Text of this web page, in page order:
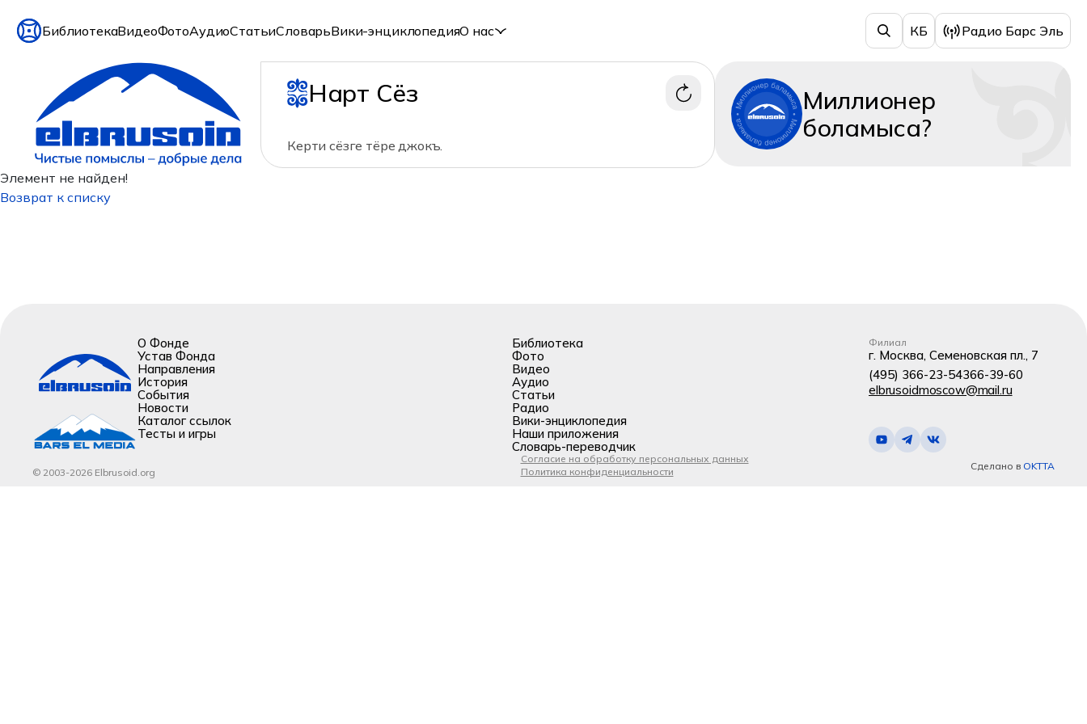
БиблиотекаВидеоФотоАудиоСтатьиСловарьВики-энциклопедияО нас КБ Радио Барс Эль
Нарт Сёз
Керти сёзге тёре джокъ.
Миллионер
боламыса?
Элемент не найден!
Возврат к списку
О Фонде
Устав Фонда
Направления
История
События
Новости
Каталог ссылок
Тесты и игры
Библиотека
Фото
Видео
Аудио
Статьи
Радио
Вики-энциклопедия
Наши приложения
Словарь-переводчик
Филиал
г. Москва, Семеновская пл., 7
(495) 366-23-54366-39-60
elbrusoidmoscow@mail.ru
© 2003-2026 Elbrusoid.org
Согласие на обработку персональных данных
Политика конфиденциальности
Сделано в OKTTA